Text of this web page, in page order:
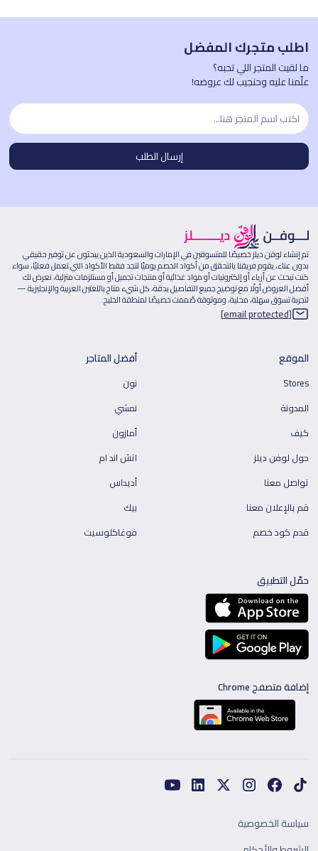
اطلب متجرك المفضل
ما لقيت المتجر اللي تحبه؟
علّمنا عليه وحنجيب لك عروضه!
تم إنشاء لوفن ديلز خصيصًا للمتسوقين في الإمارات والسعودية الذين يبحثون عن توفير حقيقي
بدون عناء، يقوم فريقنا بالتحقق من أكواد الخصم يوميًا لتجد فقط الأكواد التي تعمل فعليًا، سواء
كنت تبحث عن أزياء أو إلكترونيات أو مواد غذائية أو منتجات تجميل أو مستلزمات منزلية، نعرض لك
أفضل العروض أولًا مع توضيح جميع التفاصيل بدقة، كل شيء متاح باللغتين العربية والإنجليزية —
لتجربة تسوق سهلة، محلية، وموثوقة صُممت خصيصًا لمنطقة الخليج.
[email protected]
الموقع
Stores
المدونة
كيف
حول لوفن ديلز
تواصل معنا
قم بالإعلان معنا
قدم كود خصم
أفضل المتاجر
نون
نمشي
أمازون
اتش اند ام
أديداس
بيك
فوغاكلوسيت
حمّل التطبيق
إضافة متصفح Chrome
سياسة الخصوصية